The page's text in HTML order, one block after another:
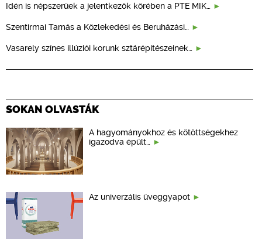
Idén is népszerűek a jelentkezők körében a PTE MIK…
Szentirmai Tamás a Közlekedési és Beruházási…
Vasarely színes illúziói korunk sztárépítészeinek…
SOKAN OLVASTÁK
A hagyományokhoz és kötöttségekhez
igazodva épült…
Az univerzális üveggyapot